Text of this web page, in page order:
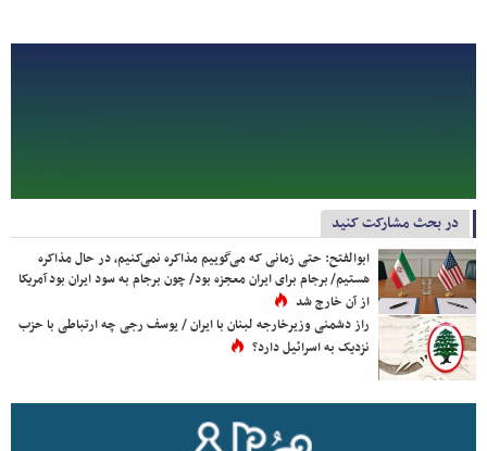
در بحث مشارکت کنید
ابوالفتح: حتی زمانی که می‌گوییم مذاکره نمی‌کنیم، در حال مذاکره
هستیم/ برجام برای ایران معجزه بود/ چون برجام به سود ایران بود آمریکا
از آن خارج شد
راز دشمنی وزیرخارجه لبنان با ایران / یوسف رجی چه ارتباطی با حزب
نزدیک به اسرائیل دارد؟